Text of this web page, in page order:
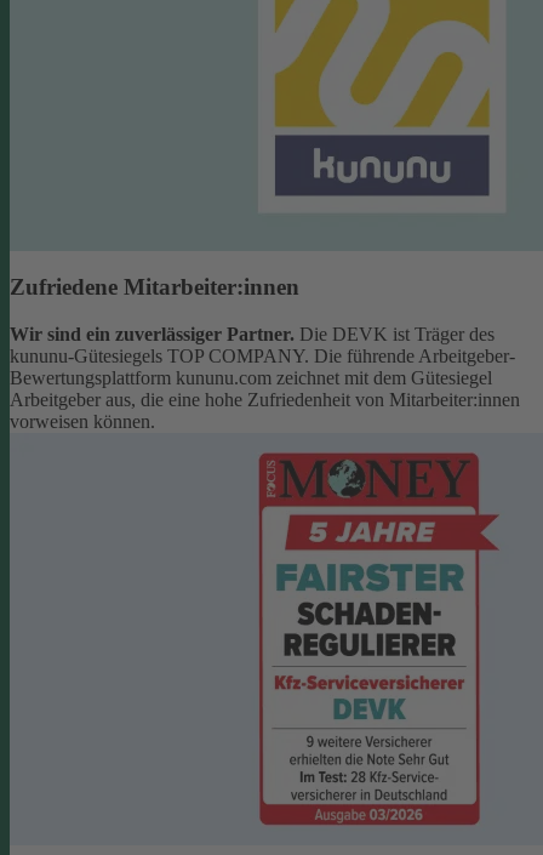
Zufriedene Mitarbeiter:innen
Wir sind ein zuverlässiger Partner. Die DEVK ist Träger des
kununu-Gütesiegels TOP COMPANY. Die führende Arbeitgeber-
Bewertungsplattform kununu.com zeichnet mit dem Gütesiegel
Arbeitgeber aus, die eine hohe Zufriedenheit von Mitarbeiter:innen
vorweisen können.